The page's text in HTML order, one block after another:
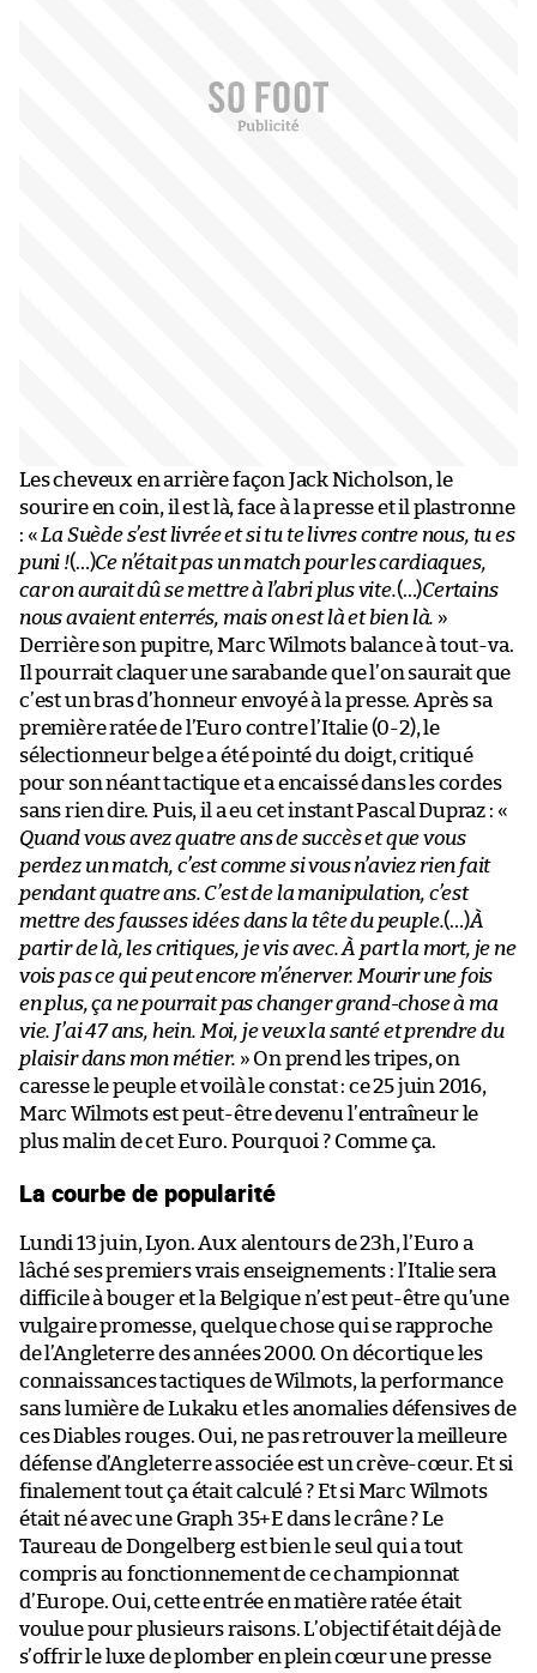
Les cheveux en arrière façon Jack Nicholson, le
sourire en coin, il est là, face à la presse et il plastronne
: « La Suède s’est livrée et si tu te livres contre nous, tu es
puni !(…)Ce n’était pas un match pour les cardiaques,
car on aurait dû se mettre à l’abri plus vite.(…)Certains
nous avaient enterrés, mais on est là et bien là. »
Derrière son pupitre, Marc Wilmots balance à tout-va.
Il pourrait claquer une sarabande que l’on saurait que
c’est un bras d’honneur envoyé à la presse. Après sa
première ratée de l’Euro contre l’Italie (0-2), le
sélectionneur belge a été pointé du doigt, critiqué
pour son néant tactique et a encaissé dans les cordes
sans rien dire. Puis, il a eu cet instant Pascal Dupraz : «
Quand vous avez quatre ans de succès et que vous
perdez un match, c’est comme si vous n’aviez rien fait
pendant quatre ans. C’est de la manipulation, c’est
mettre des fausses idées dans la tête du peuple.(…)À
partir de là, les critiques, je vis avec. À part la mort, je ne
vois pas ce qui peut encore m’énerver. Mourir une fois
en plus, ça ne pourrait pas changer grand-chose à ma
vie. J’ai 47 ans, hein. Moi, je veux la santé et prendre du
plaisir dans mon métier. » On prend les tripes, on
caresse le peuple et voilà le constat : ce 25 juin 2016,
Marc Wilmots est peut-être devenu l’entraîneur le
plus malin de cet Euro. Pourquoi ? Comme ça.
La courbe de popularité
Lundi 13 juin, Lyon. Aux alentours de 23h, l’Euro a
lâché ses premiers vrais enseignements : l’Italie sera
difficile à bouger et la Belgique n’est peut-être qu’une
vulgaire promesse, quelque chose qui se rapproche
de l’Angleterre des années 2000. On décortique les
connaissances tactiques de Wilmots, la performance
sans lumière de Lukaku et les anomalies défensives de
ces Diables rouges. Oui, ne pas retrouver la meilleure
défense d’Angleterre associée est un crève-cœur. Et si
finalement tout ça était calculé ? Et si Marc Wilmots
était né avec une Graph 35+E dans le crâne ? Le
Taureau de Dongelberg est bien le seul qui a tout
compris au fonctionnement de ce championnat
d’Europe. Oui, cette entrée en matière ratée était
voulue pour plusieurs raisons. L’objectif était déjà de
s’offrir le luxe de plomber en plein cœur une presse